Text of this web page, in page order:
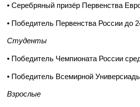
• Серебряный призёр Первенства
• Победитель Первенства России до
Студенты
• Победитель Чемпионата России
• Победитель Всемирной
Взрослые